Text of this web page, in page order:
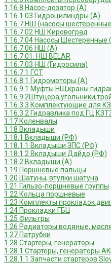
1.16.8 Насос-дозатор (А)
1.16.1.03 Гидроцилиндры (А)
1.16.7 НШ (насосы
1.16.7.02 НШ Кировоград
1.16.7.04 Насосы Шестеренные
1.16.7.06 НШ (А)
1.16.7.01. НШ BELAR
1.16.7.03 НШ (Гидросила)
1.16.7.1 ГСТ
1.16.8.1 Гидромоторы (А)
1.16.9.1 Муфты НШ,краны
1.16.3.3 Комплектующие для
1.16.3.2 Гидравлика под ГЦ
1.17 Коленвалы
1.18 Вкладыши
1.18.1 Вкладыши (РФ)
1.18.1.1 Вкладыши ЗПС (РФ)
1.18.1.2 Вкладыши Дайдо (РФ)
1.18.2 Вкладыши (А)
1.19 Поршневые пальцы
1.20 Шатуны, втулки шатуна
1.21 Гильзо-поршневые группы
1.22 Кольца поршневые
1.23 Комплекты прокладок
1.24 Прокладки ГБЦ
1.25 Фильтры
1.26 Радиаторы водяные,
1.27 Патрубки
1.28 Стартеры, генераторы
1.28.1 Стартеры, генераторы
1.28.1.1 Запчасти стартеров